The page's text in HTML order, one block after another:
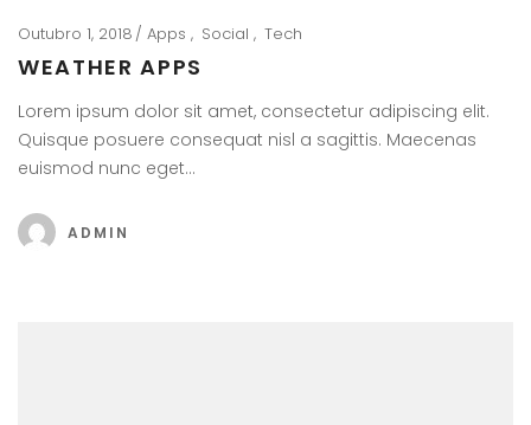
Outubro 1, 2018 Apps Social Tech
WEATHER APPS
Lorem ipsum dolor sit amet, consectetur adipiscing elit.
Quisque posuere consequat nisl a sagittis. Maecenas
euismod nunc eget…
ADMIN